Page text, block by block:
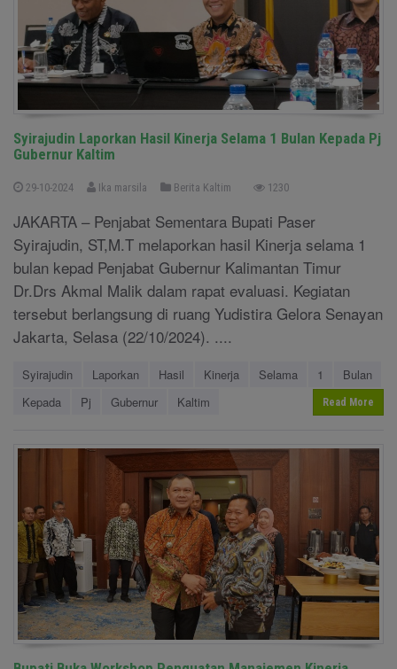
Syirajudin Laporkan Hasil Kinerja Selama 1 Bulan Kepada Pj
Gubernur Kaltim
29-10-2024 Ika marsila Berita Kaltim 1230
JAKARTA – Penjabat Sementara Bupati Paser
Syirajudin, ST,M.T melaporkan hasil Kinerja selama 1
bulan kepad Penjabat Gubernur Kalimantan Timur
Dr.Drs Akmal Malik dalam rapat evaluasi. Kegiatan
tersebut berlangsung di ruang Yudistira Gelora Senayan
Jakarta, Selasa (22/10/2024). ....
Syirajudin Laporkan Hasil Kinerja Selama 1
Bulan
Kepada
Pj Gubernur Kaltim Read More